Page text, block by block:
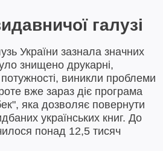
галузі
України зазнала значних
знищено друкарні,
виникли проблеми
вже зараз діє програма
яка дозволяє повернути
українських книг. До
понад 12,5 тисяч